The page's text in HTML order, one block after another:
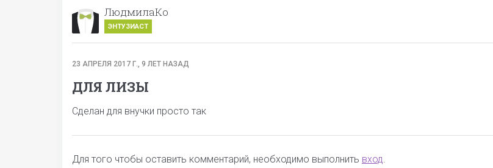
ЛюдмилаКо
ЭНТУЗИАСТ
23 АПРЕЛЯ 2017 Г., 9 ЛЕТ НАЗАД
ДЛЯ ЛИЗЫ
Сделан для внучки просто так
Для того чтобы оставить комментарий, необходимо выполнить вход.